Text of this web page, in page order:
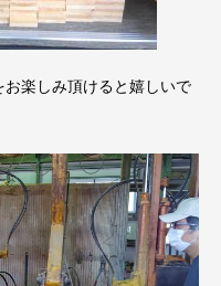
楽しみ頂けると嬉しいで